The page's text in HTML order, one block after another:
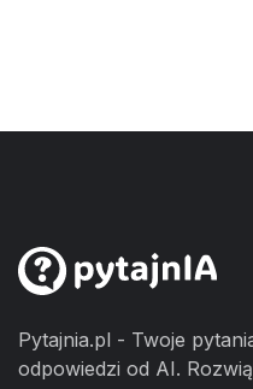
Pytajnia.pl - Twoje
odpowiedzi od AI.